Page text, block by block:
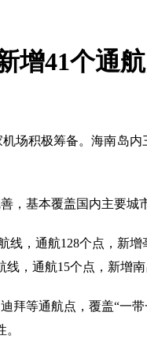
增41个通
场积极筹备。海南岛
基本覆盖国内主要城
，通航128个点，新
，通航15个点，新增
等通航点，覆盖“一